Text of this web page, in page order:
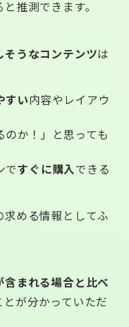
推測できます。
うなコンテンツは
すい内容やレイアウ
のか！」と思っても
ですぐに購入できる
める情報としてふ
含まれる場合と比べ
とが分かっていただ